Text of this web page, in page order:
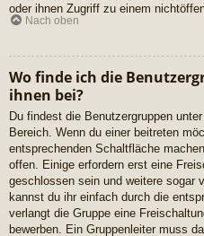
oder ihnen Zugriff zu einem
Nach oben
Wo finde ich die
ihnen bei?
Du findest die Benutzergruppen
Bereich. Wenn du einer beitreten
entsprechenden Schaltfläche
offen. Einige erfordern erst eine
geschlossen sein und weitere sogar
kannst du ihr einfach durch die
verlangt die Gruppe eine
bewerben. Ein Gruppenleiter muss